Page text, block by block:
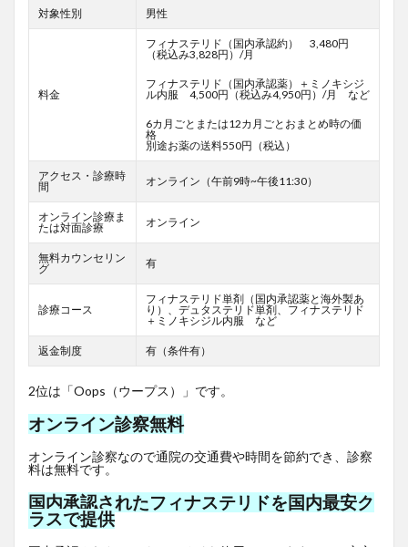
対象性別 男性
料金
フィナステリド（国内承認約） 3,480円
（税込み3,828円）/月
フィナステリド（国内承認薬）＋ミノキシジ
ル内服 4,500円（税込み4,950円）/月 など
6カ月ごとまたは12カ月ごとおまとめ時の価
格
別途お薬の送料550円（税込）
アクセス・診療時
間
オンライン（午前9時~午後11:30）
オンライン診療ま
たは対面診療
オンライン
無料カウンセリン
グ
有
診療コース
フィナステリド単剤（国内承認薬と海外製あ
り）、デュタステリド単剤、フィナステリド
＋ミノキシジル内服 など
返金制度 有（条件有）
2位は「Oops（ウープス）」です。
オンライン診察無料
オンライン診察なので通院の交通費や時間を節約でき、診察
料は無料です。
国内承認されたフィナステリドを国内最安ク
ラスで提供